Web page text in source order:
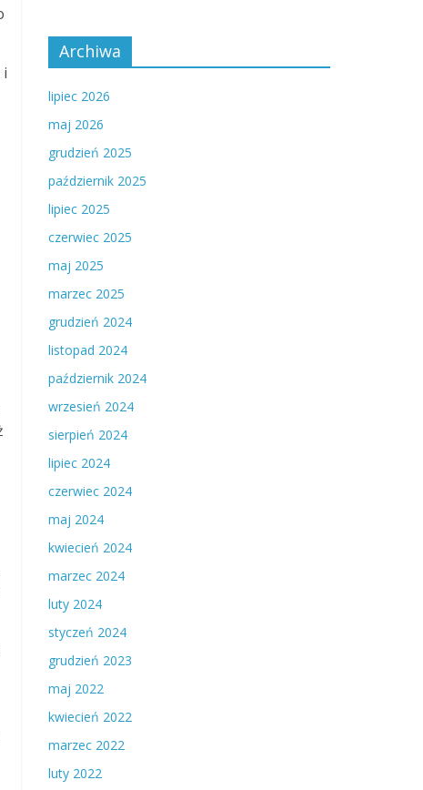
i
Archiwa
lipiec 2026
maj 2026
grudzień 2025
październik 2025
lipiec 2025
czerwiec 2025
maj 2025
marzec 2025
grudzień 2024
listopad 2024
październik 2024
wrzesień 2024
sierpień 2024
lipiec 2024
czerwiec 2024
maj 2024
kwiecień 2024
marzec 2024
luty 2024
styczeń 2024
grudzień 2023
maj 2022
kwiecień 2022
marzec 2022
luty 2022